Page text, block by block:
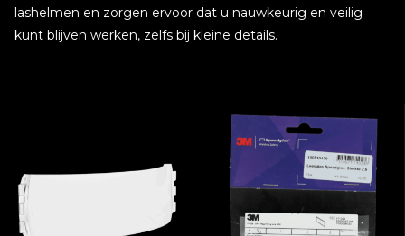
lashelmen en zorgen ervoor dat u nauwkeurig en veilig
kunt blijven werken, zelfs bij kleine details.